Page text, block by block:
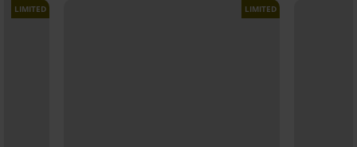
LIMITED LIMITED